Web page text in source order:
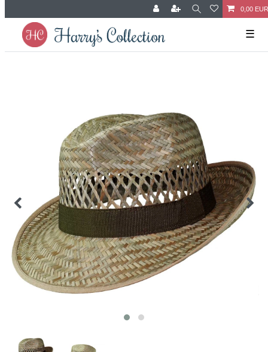
0,00 EUR
☰